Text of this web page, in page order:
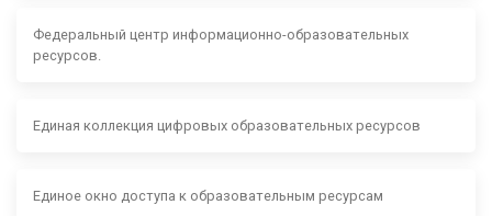
Федеральный центр информационно-образовательных
ресурсов.
Единая коллекция цифровых образовательных ресурсов
Единое окно доступа к образовательным ресурсам